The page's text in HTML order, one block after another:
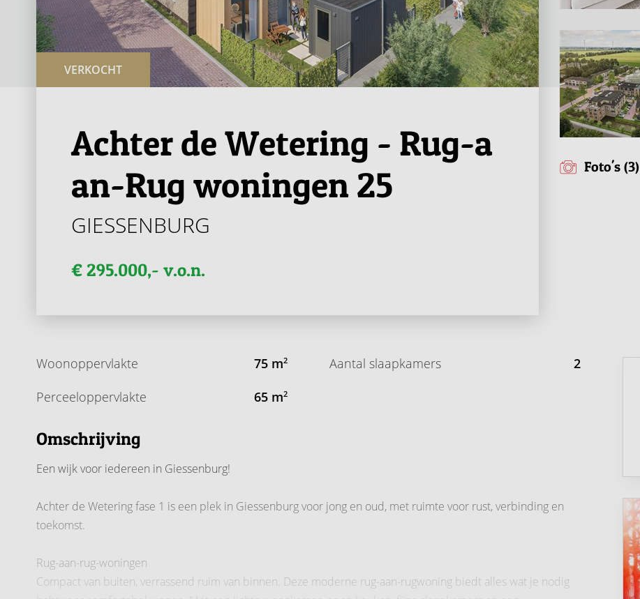
VERKOCHT
Achter de Wetering - Rug-a
an-Rug woningen 25
GIESSENBURG
€ 295.000,- v.o.n.
Foto's (3)
Woonoppervlakte 75 m2
Perceeloppervlakte 65 m2
Aantal slaapkamers 2
Omschrijving
Een wijk voor iedereen in Giessenburg!
Achter de Wetering fase 1 is een plek in Giessenburg voor jong en oud, met ruimte voor rust, verbinding en
toekomst.
Rug-aan-rug-woningen
Compact van buiten, verrassend ruim van binnen. Deze moderne rug-aan-rugwoning biedt alles wat je nodig